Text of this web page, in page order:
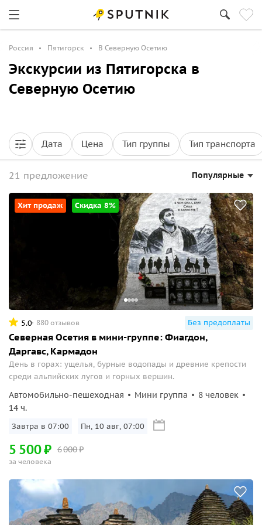
Россия Пятигорск В Северную Осетию
Экскурсии из Пятигорска в
Северную Осетию
Дата Цена Тип группы Тип транспорта
21 предложение Популярные
Хит продаж Скидка 8%
5.0 880 отзывов Без предоплаты
Северная Осетия в мини-группе: Фиагдон,
Даргавс, Кармадон
День в горах: ущелья, бурные водопады и древние крепости
среди альпийских лугов и горных вершин.
Автомобильно-пешеходная Мини группа
8 человек
14 ч.
Завтра в 07:00 Пн, 10 авг, 07:00
6000₽
5 500₽
за человека